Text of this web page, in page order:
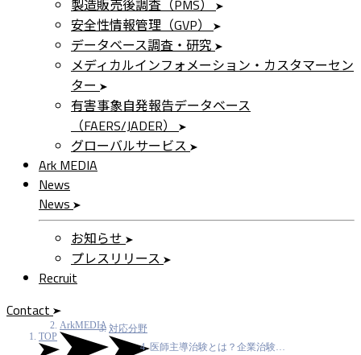
製造販売後調査（PMS）
安全性情報管理（GVP）
データベース調査・研究
メディカルインフォメーション・カスタマーセン
ター
有害事象自発報告データベース
（FAERS/JADER）
グローバルサービス
Ark MEDIA
News
News
お知らせ
プレスリリース
Recruit
Contact
TOP
ArkMEDIA 対応分野
医師主導治験とは？企業治験…